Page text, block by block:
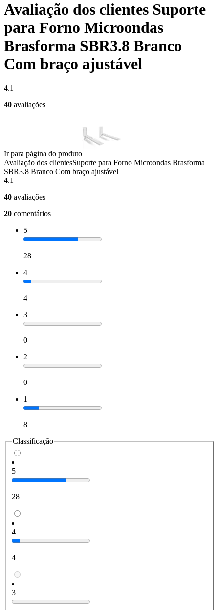
Avaliação dos clientes Suporte
para Forno Microondas
Brasforma SBR3.8 Branco
Com braço ajustável
4.1
40 avaliações
Ir para página do produto
Avaliação dos clientesSuporte para Forno Microondas Brasforma
SBR3.8 Branco Com braço ajustável
4.1
40 avaliações
20 comentários
5
28
4
4
3
0
2
0
1
8
Classificação
5
28
4
4
3